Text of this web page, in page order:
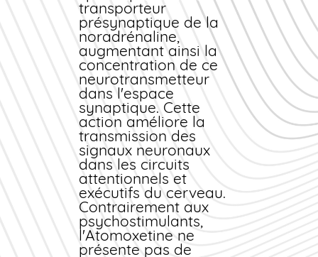
principales
L'Atomoxetine est
indiquée dans le
traitement du TDAH
chez l'enfant à partir
de 6 ans, l'adolescent
et l'adulte. Elle s'inscrit
dans une stratégie
thérapeutique globale
incluant des mesures
psychologiques,
éducatives et sociales.
Elle convient
particulièrement aux
patients présentant
des contre-indications
aux psychostimulants
transporteur
présynaptique de la
noradrénaline,
augmentant ainsi la
concentration de ce
neurotransmetteur
dans l'espace
synaptique. Cette
action améliore la
transmission des
signaux neuronaux
dans les circuits
attentionnels et
exécutifs du cerveau.
Contrairement aux
psychostimulants,
l'Atomoxetine ne
présente pas de